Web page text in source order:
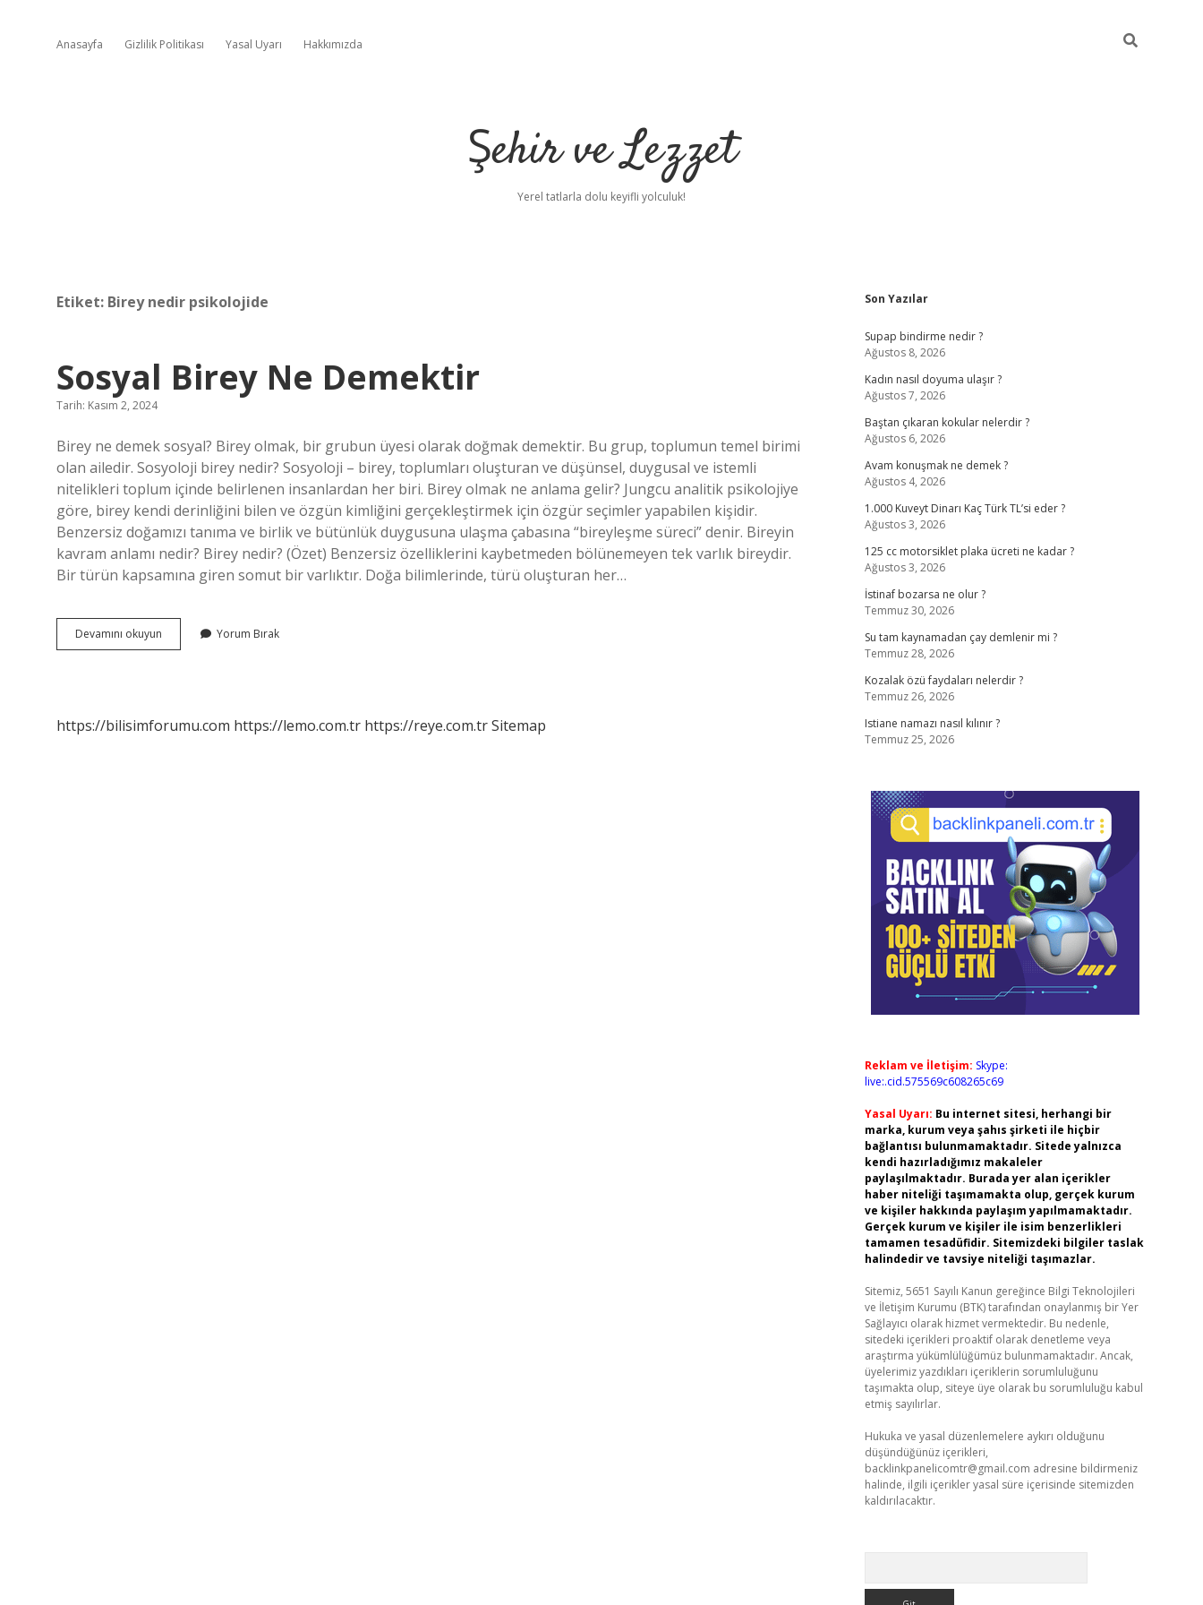
Anasayfa Gizlilik Politikası Yasal Uyarı Hakkımızda
Şehir ve Lezzet
Yerel tatlarla dolu keyifli yolculuk!
Etiket: Birey nedir psikolojide
Sosyal Birey Ne Demektir
Tarih: Kasım 2, 2024
Birey ne demek sosyal? Birey olmak, bir grubun üyesi olarak doğmak demektir. Bu grup, toplumun temel birimi
olan ailedir. Sosyoloji birey nedir? Sosyoloji – birey, toplumları oluşturan ve düşünsel, duygusal ve istemli
nitelikleri toplum içinde belirlenen insanlardan her biri. Birey olmak ne anlama gelir? Jungcu analitik psikolojiye
göre, birey kendi derinliğini bilen ve özgün kimliğini gerçekleştirmek için özgür seçimler yapabilen kişidir.
Benzersiz doğamızı tanıma ve birlik ve bütünlük duygusuna ulaşma çabasına “bireyleşme süreci” denir. Bireyin
kavram anlamı nedir? Birey nedir? (Özet) Benzersiz özelliklerini kaybetmeden bölünemeyen tek varlık bireydir.
Bir türün kapsamına giren somut bir varlıktır. Doğa bilimlerinde, türü oluşturan her…
Devamını okuyun
Birey
Yorum Bırak
https://bilisimforumu.com https://lemo.com.tr https://reye.com.trSitemap
Sidebar
Son Yazılar
Supap bindirme nedir ?
Ağustos 8, 2026
Kadın nasıl doyuma ulaşır ?
Ağustos 7, 2026
Baştan çıkaran kokular nelerdir ?
Ağustos 6, 2026
Avam konuşmak ne demek ?
Ağustos 4, 2026
1.000 Kuveyt Dinarı Kaç Türk TL’si eder ?
Ağustos 3, 2026
125 cc motorsiklet plaka ücreti ne kadar ?
Ağustos 3, 2026
İstinaf bozarsa ne olur ?
Temmuz 30, 2026
Su tam kaynamadan çay demlenir mi ?
Temmuz 28, 2026
Kozalak özü faydaları nelerdir ?
Temmuz 26, 2026
Istiane namazı nasıl kılınır ?
Temmuz 25, 2026
Reklam ve İletişim: Skype:
live:.cid.575569c608265c69
Yasal Uyarı: Bu internet sitesi, herhangi bir
marka, kurum veya şahıs şirketi ile hiçbir
bağlantısı bulunmamaktadır. Sitede yalnızca
kendi hazırladığımız makaleler
paylaşılmaktadır. Burada yer alan içerikler
haber niteliği taşımamakta olup, gerçek kurum
ve kişiler hakkında paylaşım yapılmamaktadır.
Gerçek kurum ve kişiler ile isim benzerlikleri
tamamen tesadüfidir. Sitemizdeki bilgiler taslak
halindedir ve tavsiye niteliği taşımazlar.
Sitemiz, 5651 Sayılı Kanun gereğince Bilgi Teknolojileri
ve İletişim Kurumu (BTK) tarafından onaylanmış bir Yer
Sağlayıcı olarak hizmet vermektedir. Bu nedenle,
sitedeki içerikleri proaktif olarak denetleme veya
araştırma yükümlülüğümüz bulunmamaktadır. Ancak,
üyelerimiz yazdıkları içeriklerin sorumluluğunu
taşımakta olup, siteye üye olarak bu sorumluluğu kabul
etmiş sayılırlar.
Hukuka ve yasal düzenlemelere aykırı olduğunu
düşündüğünüz içerikleri,
backlinkpanelicomtr@gmail.com adresine bildirmeniz
halinde, ilgili içerikler yasal süre içerisinde sitemizden
kaldırılacaktır.